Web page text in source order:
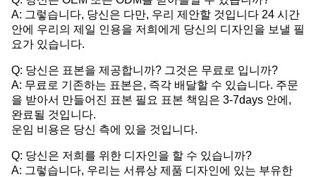
A: 그렇습니다, 당신은 다만, 우리 제안할 것입니다 24 시간
안에 우리의 제일 인용을 저희에게 당신의 디자인을 보낼 필
요가 있습니다.
Q: 당신은 표본을 제공합니까? 그것은 무료로 입니까?
A: 무료로 기존하는 표본은, 즉각 배달할 수 있습니다. 주문
을 받아서 만들어진 표본 필요 표본 책임은 3-7days 안에,
완료될 것입니다.
운임 비용은 당신 측에 있을 것입니다.
Q: 당신은 저희를 위한 디자인을 할 수 있습니까?
A: 그렇습니다, 우리는 서류상 제품 디자인에 있는 부유한